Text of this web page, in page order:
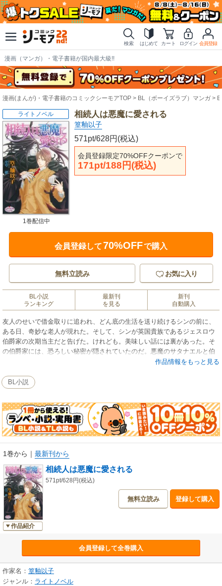
検索 はじめて カート ログイン 会員登録
漫画（マンガ）・電子書籍が国内最大級!!
漫画(まんが)・電子書籍のコミックシーモアTOP BL（ボーイズラブ）マンガ
相続人は悪魔に愛される
篁釉以子
571pt/628円(税込)
会員登録限定70%OFFクーポンで
171pt/188円(税込)
ライトノベル
1巻配信中
会員登録して70%OFFで購入
無料立読み お気に入り
BL小説
ランキング
最新刊
を見る
新刊
自動購入
友人のせいで借金取りに追われ、どん底の生活を送り続けるシンの前に、
ある日、奇妙な老人が現れた。そして、シンが英国貴族であるジェスロウ
伯爵家の次期当主だと告げた。けれども。美味しい話には裏があった。そ
の伯爵家には、恐ろしい秘密が隠されていたのだ。悪魔のサタナエルと伯
爵家の当主は、八百年以上に亘って、契約を繰り返してきてー。
作品情報をもっと見る
BL小説
1巻から ｜ 最新刊から
作品紹介
相続人は悪魔に愛される
571pt/628円(税込)
無料立読み 登録して購入
会員登録して全巻購入
作家名： 篁釉以子
ジャンル： ライトノベル